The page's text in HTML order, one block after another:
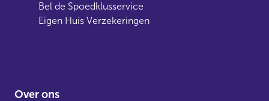
Bel de Spoedklusservice
Eigen Huis Verzekeringen
Over ons